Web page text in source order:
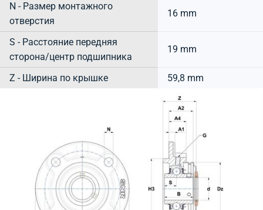
N - Размер монтажного
отверстия
16 mm
S - Расстояние передняя
сторона/центр подшипника
19 mm
Z - Ширина по крышке 59,8 mm